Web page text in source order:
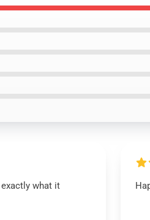
what it